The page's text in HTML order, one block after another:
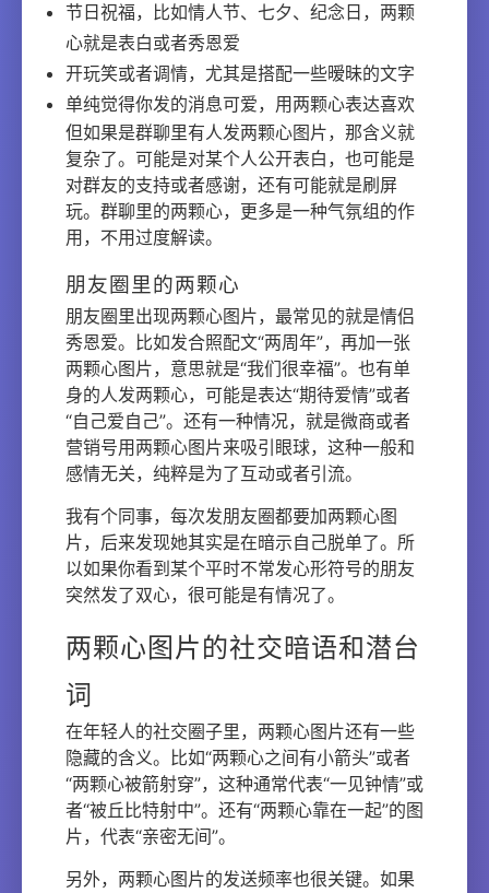
节日祝福，比如情人节、七夕、纪念日，两颗
心就是表白或者秀恩爱
开玩笑或者调情，尤其是搭配一些暧昧的文字
单纯觉得你发的消息可爱，用两颗心表达喜欢
但如果是群聊里有人发两颗心图片，那含义就
复杂了。可能是对某个人公开表白，也可能是
对群友的支持或者感谢，还有可能就是刷屏
玩。群聊里的两颗心，更多是一种气氛组的作
用，不用过度解读。
朋友圈里的两颗心
朋友圈里出现两颗心图片，最常见的就是情侣
秀恩爱。比如发合照配文“两周年”，再加一张
两颗心图片，意思就是“我们很幸福”。也有单
身的人发两颗心，可能是表达“期待爱情”或者
“自己爱自己”。还有一种情况，就是微商或者
营销号用两颗心图片来吸引眼球，这种一般和
感情无关，纯粹是为了互动或者引流。
我有个同事，每次发朋友圈都要加两颗心图
片，后来发现她其实是在暗示自己脱单了。所
以如果你看到某个平时不常发心形符号的朋友
突然发了双心，很可能是有情况了。
两颗心图片的社交暗语和潜台
词
在年轻人的社交圈子里，两颗心图片还有一些
隐藏的含义。比如“两颗心之间有小箭头”或者
“两颗心被箭射穿”，这种通常代表“一见钟情”或
者“被丘比特射中”。还有“两颗心靠在一起”的图
片，代表“亲密无间”。
另外，两颗心图片的发送频率也很关键。如果